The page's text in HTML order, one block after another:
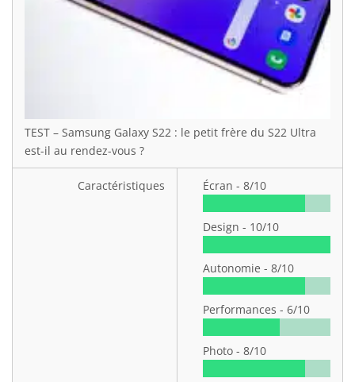
TEST – Samsung Galaxy S22 : le petit frère du S22 Ultra
est-il au rendez-vous ?
Caractéristiques Écran - 8/10
Design - 10/10
Autonomie - 8/10
Performances - 6/10
Photo - 8/10